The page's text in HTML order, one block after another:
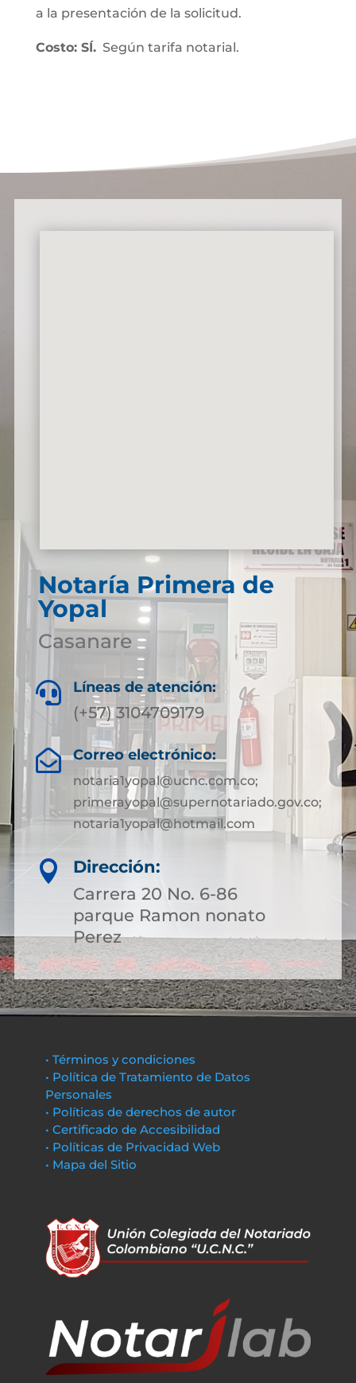
a la presentación de la solicitud.
Costo: SÍ.Según tarifa notarial.
Notaría Primera de
Yopal
Casanare
 Líneas de atención:
(+57) 3104709179
 Correo electrónico:
notaria1yopal@ucnc.com.co;
primerayopal@supernotariado.gov.co;
notaria1yopal@hotmail.com

Dirección:
Carrera 20 No. 6-86
parque Ramon nonato
Perez
• Términos y condiciones
• Política de Tratamiento de Datos
Personales
• Políticas de derechos de autor
• Certificado de Accesibilidad
• Políticas de Privacidad Web
• Mapa del Sitio